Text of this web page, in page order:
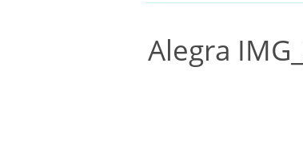
Alegra